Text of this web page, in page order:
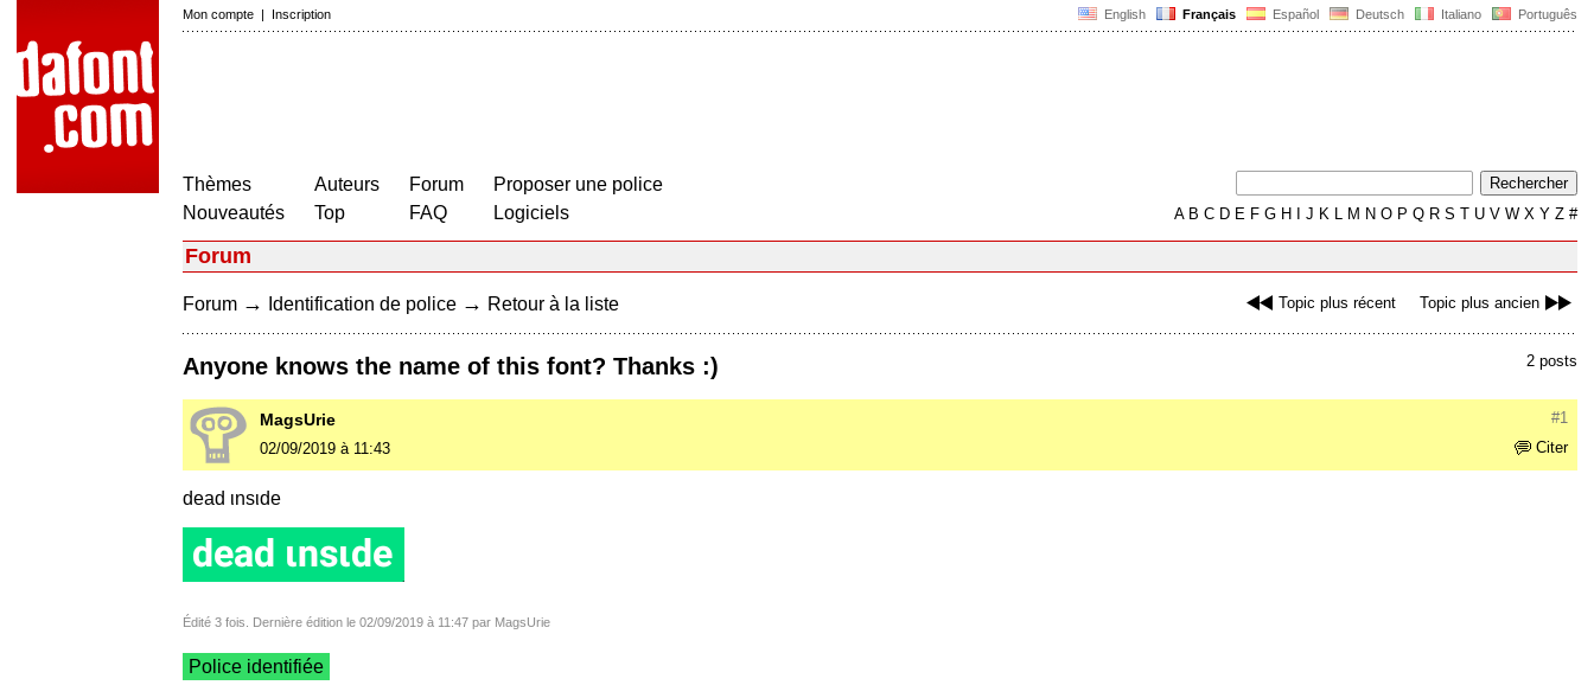
English Français Español Deutsch Italiano Português
Mon compte | Inscription
Thèmes
Nouveautés
Auteurs
Top
Forum
FAQ
Proposer une police
Logiciels
AB C D E F G H J K L M N O P Q R S T U V W X Y Z #
Forum
Topic plus récent Topic plus ancien
Forum → Identification de police → Retour à la liste
2 posts
Anyone knows the name of this font? Thanks :)
#1
MagsUrie
Citer
02/09/2019 à 11:43
dead ιnѕιde
Édité 3 fois. Dernière édition le 02/09/2019 à 11:47 par MagsUrie
Police identifiée